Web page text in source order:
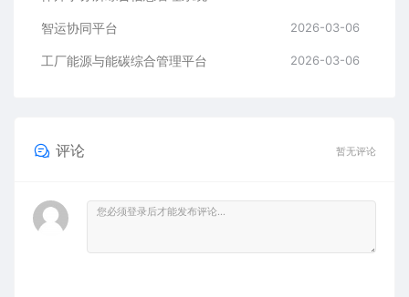
智运协同平台 2026-03-06
工厂能源与能碳综合管理平台 2026-03-06
评论 暂无评论